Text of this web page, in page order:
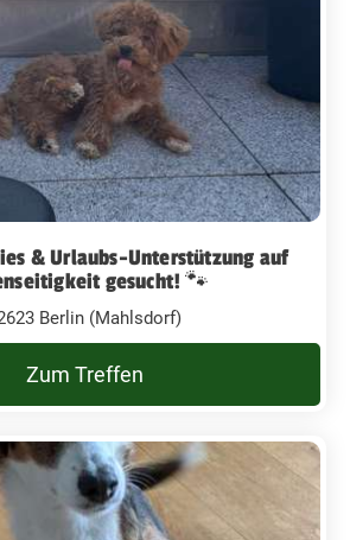
& Urlaubs-Unterstützung auf
gesucht! 🐾
Berlin (Mahlsdorf)
Zum Treffen